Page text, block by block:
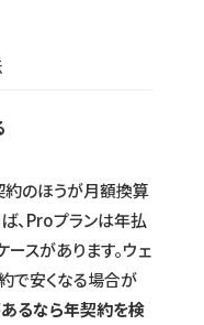
のほうが月額換算
、Proプランは年払
スがあります。ウェ
で安くなる場合が
るなら年契約を検